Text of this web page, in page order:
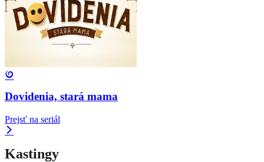
Dovidenia, stará mama
Prejsť na seriál
Kastingy